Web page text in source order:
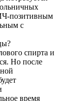
позитивным
с
спирта и
Но после
время